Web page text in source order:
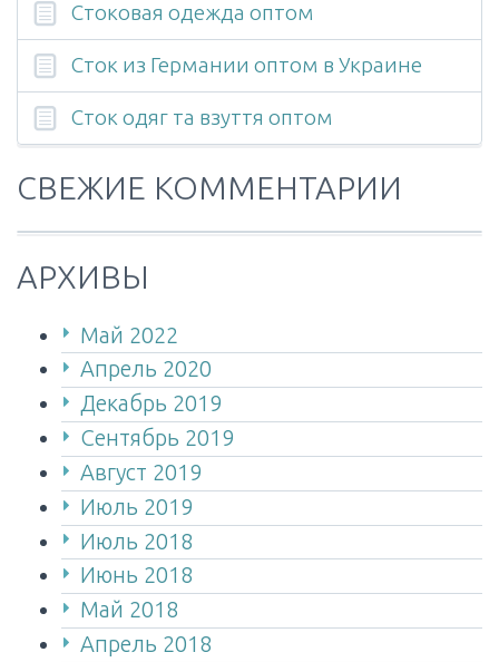
Стоковая одежда оптом
Сток из Германии оптом в Украине
Cток одяг та взуття оптом
СВЕЖИЕ КОММЕНТАРИИ
АРХИВЫ
Май 2022
Апрель 2020
Декабрь 2019
Сентябрь 2019
Август 2019
Июль 2019
Июль 2018
Июнь 2018
Май 2018
Апрель 2018